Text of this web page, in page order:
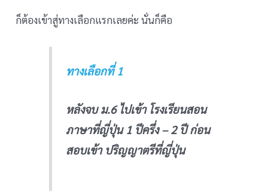
ก็ต้องเข้าสู่ทางเลือกแรกเลยค่ะ นั่นก็คือ
ทางเลือกที่ 1
หลังจบ ม.6 ไปเข้า โรงเรียนสอน
ภาษาที่ญี่ปุ่น 1 ปีครึ่ง – 2 ปี ก่อน
สอบเข้า ปริญญาตรีที่ญี่ปุ่น